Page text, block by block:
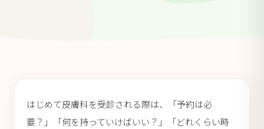
はじめて皮膚科を受診される際は、「予約は必
要？」「何を持っていけばいい？」「どれくらい時